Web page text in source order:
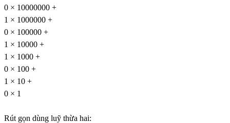
0 × 10000000 +
1 × 1000000 +
0 × 100000 +
1 × 10000 +
1 × 1000 +
0 × 100 +
1 × 10 +
0 × 1
Rút gọn dùng luỹ thừa hai: